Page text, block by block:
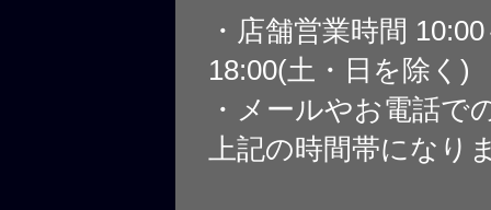
・店舗営業時間
18:00(土・日を除く)
・メールやお電話で
上記の時間帯になり